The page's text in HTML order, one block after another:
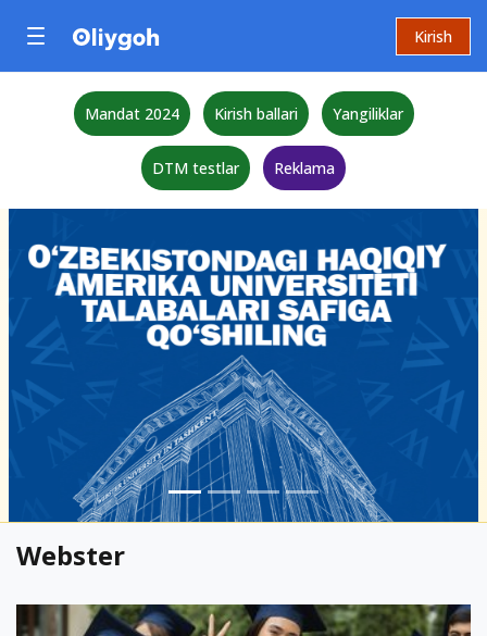
Kirish
Mandat 2024 Kirish ballari Yangiliklar
DTM testlar Reklama
Webster